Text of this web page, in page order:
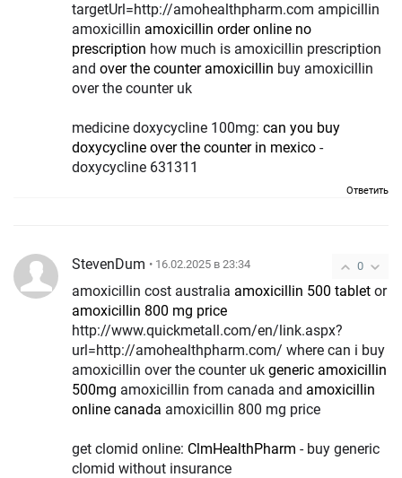
targetUrl=http://amohealthpharm.com ampicillin
amoxicillin amoxicillin order online no
prescription how much is amoxicillin prescription
and over the counter amoxicillin buy amoxicillin
over the counter uk
medicine doxycycline 100mg: can you buy
doxycycline over the counter in mexico -
doxycycline 631311
Ответить
0
StevenDum • 16.02.2025 в 23:34
amoxicillin cost australia amoxicillin 500 tablet or
amoxicillin 800 mg price
http://www.quickmetall.com/en/link.aspx?
url=http://amohealthpharm.com/ where can i buy
amoxicillin over the counter uk generic amoxicillin
500mg amoxicillin from canada and amoxicillin
online canada amoxicillin 800 mg price
get clomid online: ClmHealthPharm - buy generic
clomid without insurance